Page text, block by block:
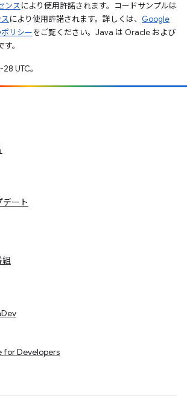
ンスにより使用許諾されます。コードサンプルは
により使用許諾されます。詳しくは、 Google
リシーをご覧ください。Java は Oracle および
。
UTC。
ート
組
for Developers